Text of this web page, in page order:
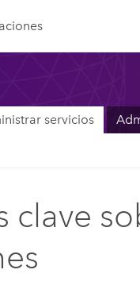
servicios
clave